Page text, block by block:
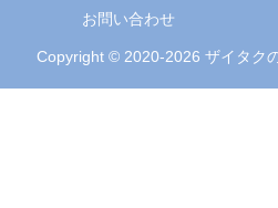
お問い合わせ
Copyright © 2020-2026 ザイタク